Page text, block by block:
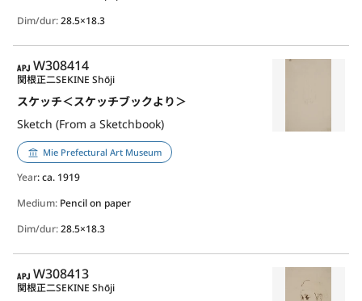
Dim/dur:28.5×18.3
APJ
W308414
スケッチ＜スケッチブックより＞
Sketch (From a Sketchbook)
関根正二SEKINE Shōji
Mie Prefectural Art Museum
Year: ca. 1919
Medium: Pencil on paper
Dim/dur:28.5×18.3
APJ
W308413
関根正二SEKINE Shōji